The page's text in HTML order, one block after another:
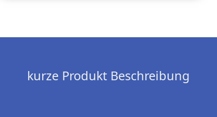
kurze Produkt Beschreibung